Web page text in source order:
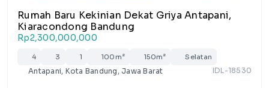
Rumah Baru Kekinian Dekat Griya Antapani,
Kiaracondong Bandung
Rp2,300,000,000
4 3 1 100m² 150m² Selatan
Antapani, Kota Bandung, Jawa Barat IDL-18530